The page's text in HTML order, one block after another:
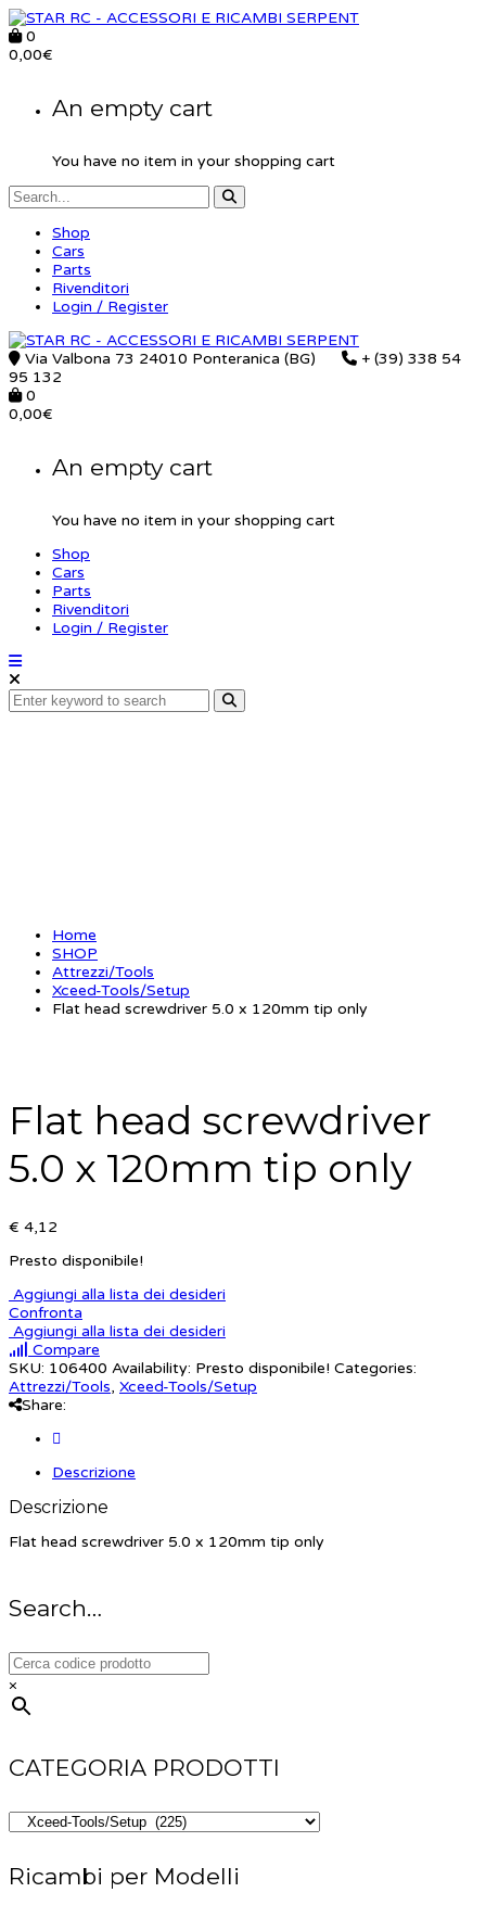
0
0,00€
An empty cart
You have no item in your shopping cart
Shop
Cars
Parts
Rivenditori
Login / Register
Via Valbona 73 24010 Ponteranica (BG)
+ (39) 338 54
95 132
0
0,00€
An empty cart
You have no item in your shopping cart
Shop
Cars
Parts
Rivenditori
Login / Register
Home
SHOP
Attrezzi/Tools
Xceed-Tools/Setup
Flat head screwdriver 5.0 x 120mm tip only
Flat head screwdriver
5.0 x 120mm tip only
€ 4,12
Presto disponibile!
Aggiungi alla lista dei desideri
Confronta
Aggiungi alla lista dei desideri
Compare
SKU: 106400 Availability: Presto disponibile! Categories:
Attrezzi/Tools, Xceed-Tools/Setup
Share:
Descrizione
Descrizione
Flat head screwdriver 5.0 x 120mm tip only
Search…
×
CATEGORIA PRODOTTI
Ricambi per Modelli